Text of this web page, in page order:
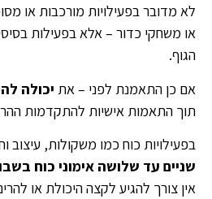
לא מדובר בפעילויות מורכבות או
או משחקי כדור – אלא בפעילות
הגוף.
אם כן התאמנת לפני – את יכולה
תוך התאמות אישיות להתקדמות
בפעילויות כוח כמו משקולות, עיצוב
שניים עד שלושה אימוני כוח
אין צורך להגיע לקצה היכולת או